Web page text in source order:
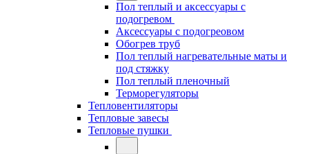
Пол теплый и аксессуары с
подогревом
Аксессуары с подогреовом
Обогрев труб
Пол теплый нагревательные маты и
под стяжку
Пол теплый пленочный
Терморегуляторы
Тепловентиляторы
Тепловые завесы
Тепловые пушки